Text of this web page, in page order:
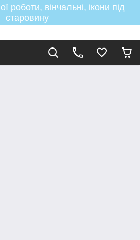
роботи, вінчальні, ікони під
старовину